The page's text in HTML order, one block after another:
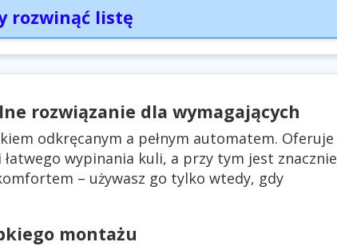
rozwinąć listę
rozwiązanie dla wymagających
odkręcanym a pełnym automatem. Oferuje
wypinania kuli, a przy tym jest znacznie
– używasz go tylko wtedy, gdy
montażu